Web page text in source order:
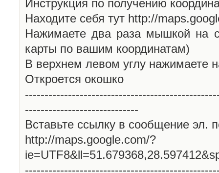
Инструкция по получению
Находите себя тут http://
Нажимаете два раза мышкой на
карты по вашим координатам)
В верхнем левом углу нажимаете
Откроется окошко
-----------------------------
Вставьте ссылку в сообщение эл.
http://maps.google.com/?